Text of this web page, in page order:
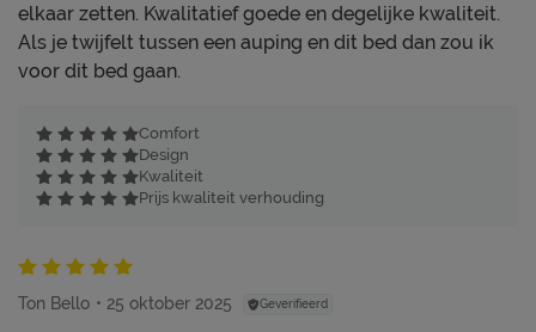
elkaar zetten. Kwalitatief goede en degelijke kwaliteit.
Als je twijfelt tussen een auping en dit bed dan zou ik
voor dit bed gaan.
Comfort
Design
Kwaliteit
Prijs kwaliteit verhouding
Ton Bello 25 oktober 2025 Geverifieerd